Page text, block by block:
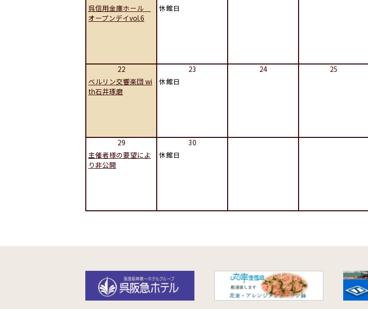
呉信用金庫ホール
オープンデイvol.6
休館日
22
ベルリン交響楽団 wi
th石井琢磨
23
休館日
24 25
29
主催者様の要望によ
り非公開
30
休館日